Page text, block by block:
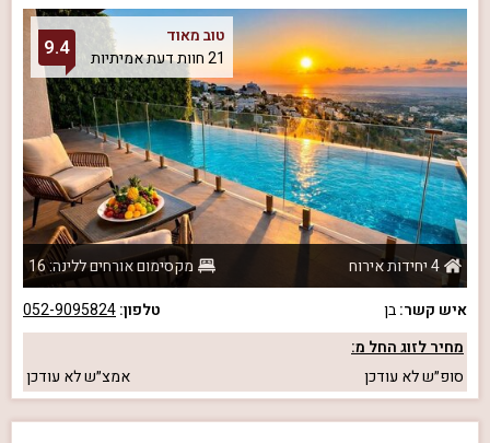
טוב מאוד
21 חוות דעת אמיתיות
9.4
4 יחידות אירוח
מקסימום אורחים ללינה: 16
איש קשר:בן טלפון:052-9095824
מחיר לזוג החל מ:
סופ״שלא עודכן אמצ״שלא עודכן